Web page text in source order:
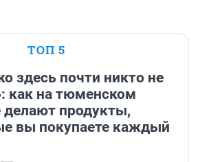
ТОП 5
здесь почти никто не
как на тюменском
делают продукты,
вы покупаете каждый